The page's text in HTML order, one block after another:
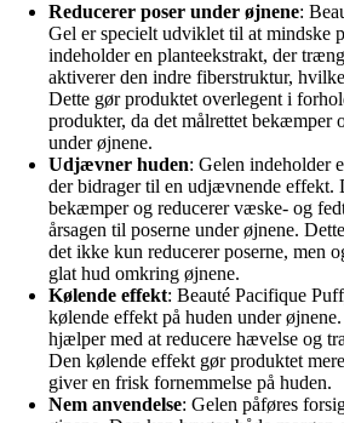
Reducerer poser under øjnene:
Gel er specielt udviklet til at mindske
indeholder en planteekstrakt, der
aktiverer den indre fiberstruktur,
Dette gør produktet overlegent i
produkter, da det målrettet bekæmper
under øjnene.
Udjævner huden: Gelen indeholder
der bidrager til en udjævnende effekt.
bekæmper og reducerer væske- og
årsagen til poserne under øjnene.
det ikke kun reducerer poserne, men
glat hud omkring øjnene.
Kølende effekt: Beauté Pacifique
kølende effekt på huden under
hjælper med at reducere hævelse og
Den kølende effekt gør produktet
giver en frisk fornemmelse på huden.
Nem anvendelse: Gelen påføres